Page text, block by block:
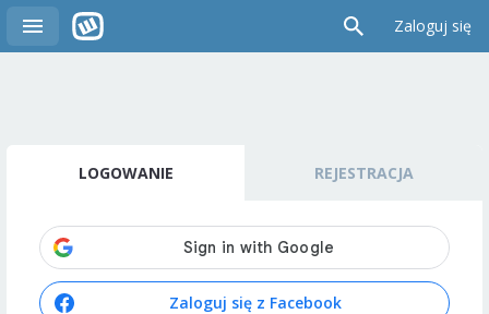
Zaloguj się
LOGOWANIE REJESTRACJA
Zaloguj się z Facebook